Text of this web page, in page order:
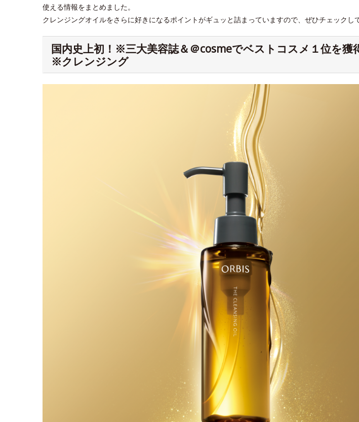
使える情報をまとめました。
クレンジングオイルをさらに好きになるポイントがギュッと詰まっていますので、ぜひチェックし
国内史上初！※三大美容誌＆＠cosmeでベストコスメ１位を獲
※クレンジング